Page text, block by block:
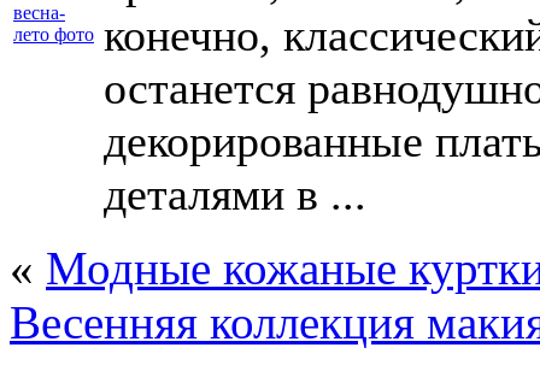
конечно,
останется
декорированные
деталями в ...
« Модные кожаные
Весенняя коллекция